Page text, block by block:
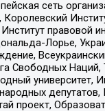
сеть
Лорье,
университет,
проект,